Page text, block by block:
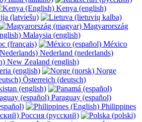
Kenya (english)
(latviešu)
Magyarország
Malaysia (english)
(français)
México
Nederland (nederlands)
New Zealand (english)
(english)
Norge
Österreich (deutsch)
(english)
Paraguay (español)
Philippines
Россия (русский)